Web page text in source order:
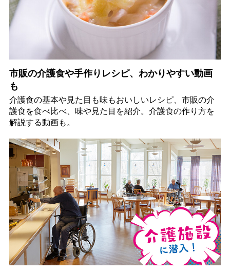
市販の介護食や手作りレシピ、わかりやすい動画
も
介護食の基本や見た目も味もおいしいレシピ、市販の介
護食を食べ比べ、味や見た目を紹介。介護食の作り方を
解説する動画も。